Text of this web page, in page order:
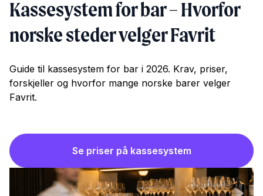
Kassesystem for bar – Hvorfor
norske steder velger Favrit
Guide til kassesystem for bar i 2026. Krav, priser,
forskjeller og hvorfor mange norske barer velger
Favrit.
Se priser på kassesystem